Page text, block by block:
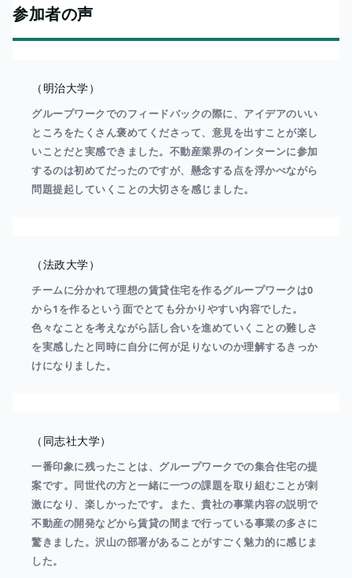
参加者の声
（明治大学）
グループワークでのフィードバックの際に、アイデアのいい
ところをたくさん褒めてくださって、意見を出すことが楽し
いことだと実感できました。不動産業界のインターンに参加
するのは初めてだったのですが、懸念する点を浮かべながら
問題提起していくことの大切さを感じました。
（法政大学）
チームに分かれて理想の賃貸住宅を作るグループワークは0
から1を作るという面でとても分かりやすい内容でした。
色々なことを考えながら話し合いを進めていくことの難しさ
を実感したと同時に自分に何が足りないのか理解するきっか
けになりました。
（同志社大学）
一番印象に残ったことは、グループワークでの集合住宅の提
案です。同世代の方と一緒に一つの課題を取り組むことが刺
激になり、楽しかったです。また、貴社の事業内容の説明で
不動産の開発などから賃貸の間まで行っている事業の多さに
驚きました。沢山の部署があることがすごく魅力的に感じま
した。